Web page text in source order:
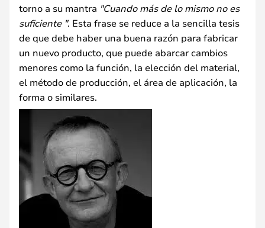
torno a su mantra "Cuando más de lo mismo no es
suficiente ". Esta frase se reduce a la sencilla tesis
de que debe haber una buena razón para fabricar
un nuevo producto, que puede abarcar cambios
menores como la función, la elección del material,
el método de producción, el área de aplicación, la
forma o similares.